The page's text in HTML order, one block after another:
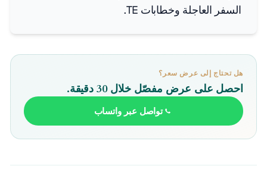
السفر العاجلة وخطابات TE.
هل تحتاج إلى عرض سعر؟
احصل على عرض مفصّل خلال 30 دقيقة.
تواصل عبر واتساب